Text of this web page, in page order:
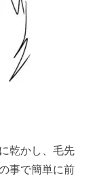
乾かし、毛先
事で簡単に前